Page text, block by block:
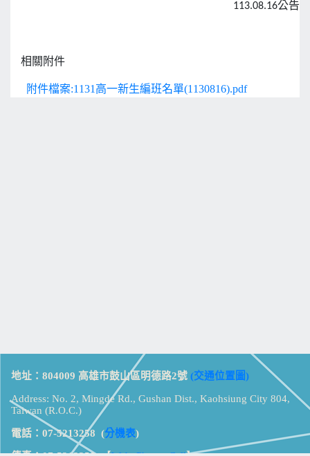
113.08.16公告
相關附件
附件檔案:1131高一新生編班名單(1130816).pdf
地址：804009 高雄市鼓山區明德路2號 (交通位置圖)
Address: No. 2, Mingde Rd., Gushan Dist., Kaohsiung City 804,
Taiwan (R.O.C.)
電話：07-5213258 (分機表)